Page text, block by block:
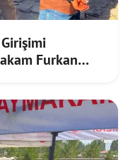
Furkan